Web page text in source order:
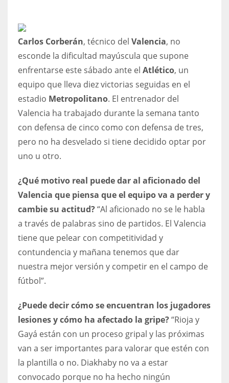
24
24
PIT
20
OAK
19
NYG
24
Carlos Corberán, técnico del Valencia, no
esconde la dificultad mayúscula que supone
enfrentarse este sábado ante el Atlético, un
equipo que lleva diez victorias seguidas en el
estadio Metropolitano. El entrenador del
Valencia ha trabajado durante la semana tanto
con defensa de cinco como con defensa de tres,
pero no ha desvelado si tiene decidido optar por
uno u otro.
¿Qué motivo real puede dar al aficionado del
Valencia que piensa que el equipo va a perder y
cambie su actitud?“Al aficionado no se le habla
a través de palabras sino de partidos. El Valencia
tiene que pelear con competitividad y
contundencia y mañana tenemos que dar
nuestra mejor versión y competir en el campo de
fútbol”.
¿Puede decir cómo se encuentran los jugadores
lesiones y cómo ha afectado la gripe?“Rioja y
Gayá están con un proceso gripal y las próximas
van a ser importantes para valorar que estén con
la plantilla o no. Diakhaby no va a estar
convocado porque no ha hecho ningún